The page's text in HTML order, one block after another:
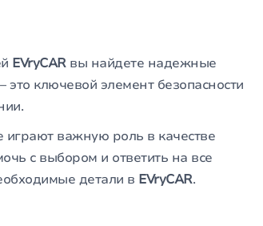
EVryCARвы найдете надежные
ключевой элемент безопасности
играют важную роль в качестве
с выбором и ответить на все
детали в EVryCAR.